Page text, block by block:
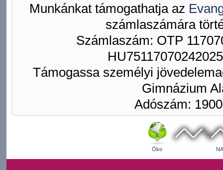
Munkánkat támogathatja az
számlaszámára
Számlaszám: OTP
Támogassa személyi
Gimnázium
Adószám:
Öko